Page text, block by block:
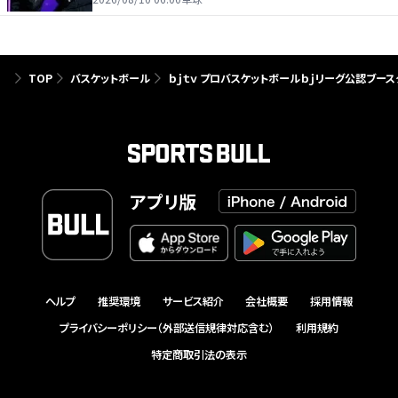
TOP バスケットボール ｂｊｔｖ プロバスケットボールｂｊリーグ公認ブー
アプリ版
ヘルプ 推奨環境 サービス紹介 会社概要
採用情報
プライバシーポリシー（外部送信規律対応含む）
利用規約
特定商取引法の表示